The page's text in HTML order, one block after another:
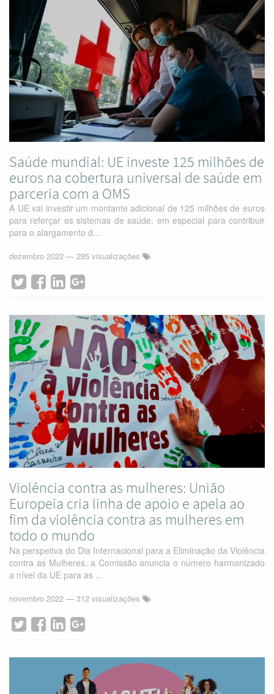
Saúde mundial: UE investe 125 milhões de
euros na cobertura universal de saúde em
parceria com a OMS
A UE vai investir um montante adicional de 125 milhões de euros
para reforçar os sistemas de saúde, em especial para contribuir
para o alargamento d...
dezembro 2022 — 285 visualizações
Violência contra as mulheres: União
Europeia cria linha de apoio e apela ao
fim da violência contra as mulheres em
todo o mundo
Na perspetiva do Dia Internacional para a Eliminação da Violência
contra as Mulheres, a Comissão anuncia o número harmonizado
a nível da UE para as ...
novembro 2022 — 312 visualizações